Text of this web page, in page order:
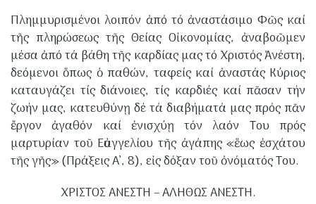
​Πλημμυρισμένοι λοιπόν ἀπό τό ἀναστάσιμο Φῶς καί
τῆς πληρώσεως τῆς Θείας Οἰκονομίας, ἀναβοῶμεν
μέσα ἀπό τά βάθη τῆς καρδίας μας τό Χριστός Ἀνέστη,
δεόμενοι ὅπως ὁ παθών, ταφείς καί ἀναστάς Κύριος
καταυγάζει τίς διάνοιες, τίς καρδιές καί πᾶσαν τήν
ζωήν μας, κατευθύνῃ δέ τά διαβήματά μας πρός πᾶν
ἔργον ἀγαθόν καί ἐνισχύῃ τόν λαόν Του πρός
μαρτυρίαν τοῦ Εὐαγγελίου τῆς ἀγάπης «ἕως ἐσχάτου
τῆς γῆς» (Πράξεις Α’, 8), εἰς δόξαν τοῦ ὀνόματός Του.
​ΧΡΙΣΤΟΣ ΑΝΕΣΤΗ – ΑΛΗΘΩΣ ΑΝΕΣΤΗ.